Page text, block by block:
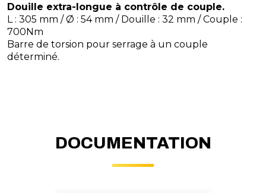
Douille extra-longue à contrôle de couple.
L : 305 mm / Ø : 54 mm / Douille : 32 mm / Couple :
700Nm
Barre de torsion pour serrage à un couple
déterminé.
DOCUMENTATION